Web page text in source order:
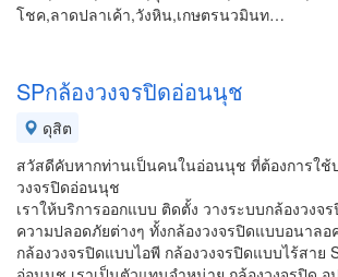
โชค,ลาดปลาเค้า,วังหิน,เกษตรนวมินท…
SPกล้องวงจรปิดอ่อนนุช
ดุสิต
สวัสดีคับหากท่านเป็นคนในอ่อนนุช ที่ต้องการใช้
วงจรปิดอ่อนนุช
เราให้บริการออกแบบ ติดตั้ง วางระบบกล้องวงจ
ความปลอดภัยต่างๆ ทั้งกล้องวงจรปิดแบบอนาลอ
กล้องวงจรปิดแบบไอพี กล้องวงจรปิดแบบไร้สาย